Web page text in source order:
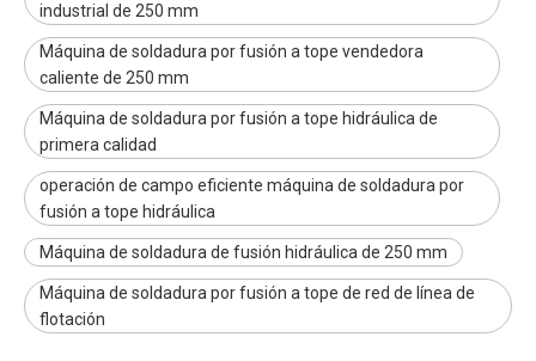
industrial de 250 mm
Máquina de soldadura por fusión a tope vendedora
caliente de 250 mm
Máquina de soldadura por fusión a tope hidráulica de
primera calidad
operación de campo eficiente máquina de soldadura por
fusión a tope hidráulica
Máquina de soldadura de fusión hidráulica de 250 mm
Máquina de soldadura por fusión a tope de red de línea de
flotación